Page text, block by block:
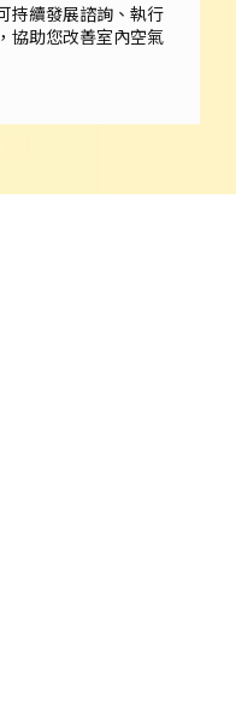
持續發展諮詢、執行
協助您改善室內空氣